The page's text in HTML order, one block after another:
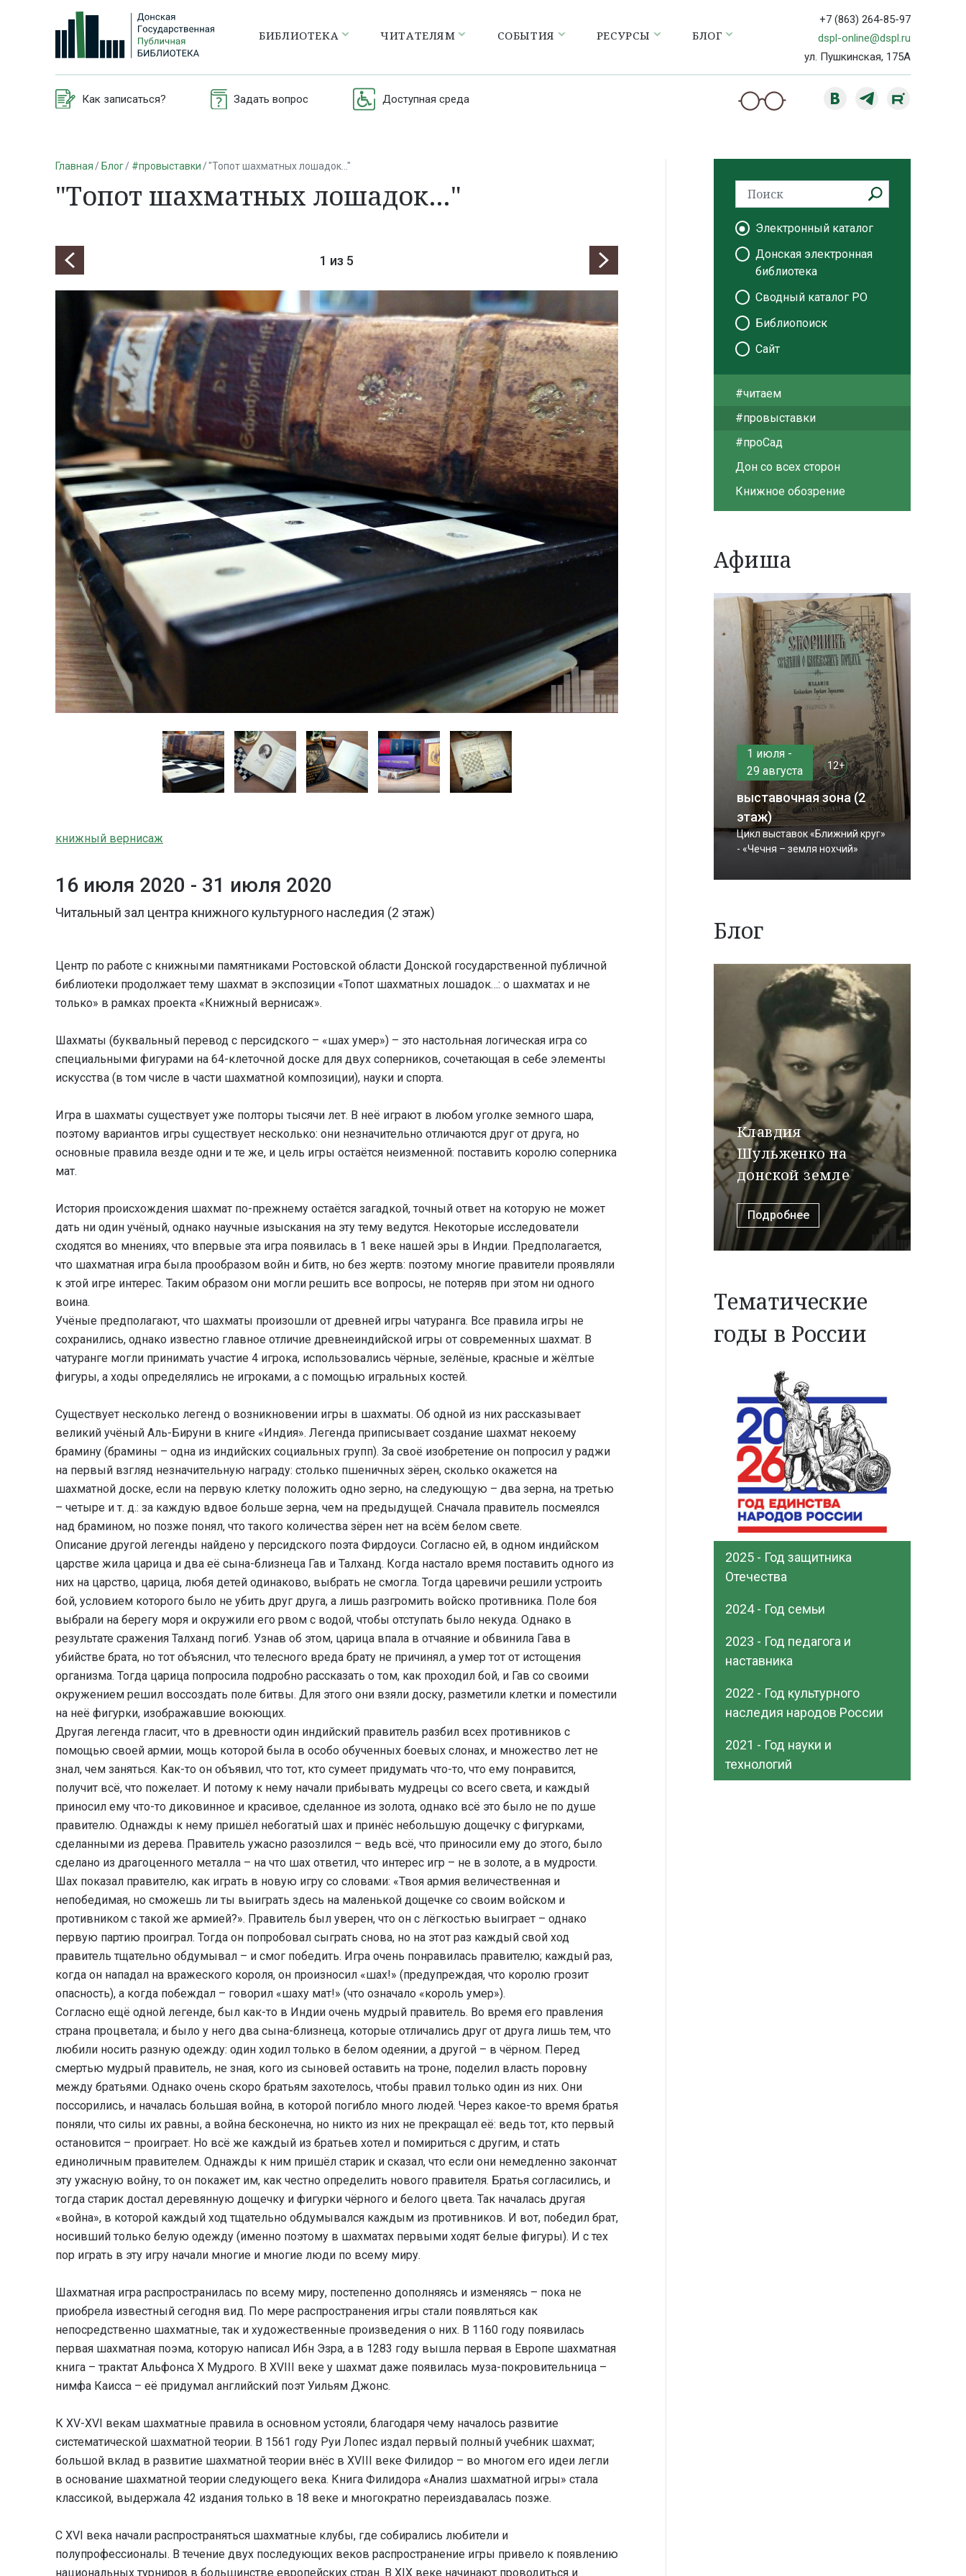
БИБЛИОТЕКА ЧИТАТЕЛЯМ СОБЫТИЯ РЕСУРСЫ БЛОГ
+7 (863) 264-85-97
dspl-online@dspl.ru
ул. Пушкинская, 175А
Как записаться? Задать вопрос Доступная среда
Главная Блог #провыставки "Топот шахматных лошадок…"
"Топот шахматных лошадок…"
1 из 5
книжный вернисаж
16 июля 2020 - 31 июля 2020
Читальный зал центра книжного культурного наследия (2 этаж)
Центр по работе с книжными памятниками Ростовской области Донской государственной публичной
библиотеки продолжает тему шахмат в экспозиции «Топот шахматных лошадок…: о шахматах и не
только» в рамках проекта «Книжный вернисаж».
Шахматы (буквальный перевод с персидского – «шах умер») – это настольная логическая игра со
специальными фигурами на 64-клеточной доске для двух соперников, сочетающая в себе элементы
искусства (в том числе в части шахматной композиции), науки и спорта.
Игра в шахматы существует уже полторы тысячи лет. В неё играют в любом уголке земного шара,
поэтому вариантов игры существует несколько: они незначительно отличаются друг от друга, но
основные правила везде одни и те же, и цель игры остаётся неизменной: поставить королю соперника
мат.
История происхождения шахмат по-прежнему остаётся загадкой, точный ответ на которую не может
дать ни один учёный, однако научные изыскания на эту тему ведутся. Некоторые исследователи
сходятся во мнениях, что впервые эта игра появилась в 1 веке нашей эры в Индии. Предполагается,
что шахматная игра была прообразом войн и битв, но без жертв: поэтому многие правители проявляли
к этой игре интерес. Таким образом они могли решить все вопросы, не потеряв при этом ни одного
воина.
Учёные предполагают, что шахматы произошли от древней игры чатуранга. Все правила игры не
сохранились, однако известно главное отличие древнеиндийской игры от современных шахмат. В
чатуранге могли принимать участие 4 игрока, использовались чёрные, зелёные, красные и жёлтые
фигуры, а ходы определялись не игроками, а с помощью игральных костей.
Существует несколько легенд о возникновении игры в шахматы. Об одной из них рассказывает
великий учёный Аль-Бируни в книге «Индия». Легенда приписывает создание шахмат некоему
брамину (брамины – одна из индийских социальных групп). За своё изобретение он попросил у раджи
на первый взгляд незначительную награду: столько пшеничных зёрен, сколько окажется на
шахматной доске, если на первую клетку положить одно зерно, на следующую – два зерна, на третью
– четыре и т. д.: за каждую вдвое больше зерна, чем на предыдущей. Сначала правитель посмеялся
над брамином, но позже понял, что такого количества зёрен нет на всём белом свете.
Описание другой легенды найдено у персидского поэта Фирдоуси. Согласно ей, в одном индийском
царстве жила царица и два её сына-близнеца Гав и Талханд. Когда настало время поставить одного из
них на царство, царица, любя детей одинаково, выбрать не смогла. Тогда царевичи решили устроить
бой, условием которого было не убить друг друга, а лишь разгромить войско противника. Поле боя
выбрали на берегу моря и окружили его рвом с водой, чтобы отступать было некуда. Однако в
результате сражения Талханд погиб. Узнав об этом, царица впала в отчаяние и обвинила Гава в
убийстве брата, но тот объяснил, что телесного вреда брату не причинял, а умер тот от истощения
организма. Тогда царица попросила подробно рассказать о том, как проходил бой, и Гав со своими
окружением решил воссоздать поле битвы. Для этого они взяли доску, разметили клетки и поместили
на неё фигурки, изображавшие воюющих.
Другая легенда гласит, что в древности один индийский правитель разбил всех противников с
помощью своей армии, мощь которой была в особо обученных боевых слонах, и множество лет не
знал, чем заняться. Как-то он объявил, что тот, кто сумеет придумать что-то, что ему понравится,
получит всё, что пожелает. И потому к нему начали прибывать мудрецы со всего света, и каждый
приносил ему что-то диковинное и красивое, сделанное из золота, однако всё это было не по душе
правителю. Однажды к нему пришёл небогатый шах и принёс небольшую дощечку с фигурками,
сделанными из дерева. Правитель ужасно разозлился – ведь всё, что приносили ему до этого, было
сделано из драгоценного металла – на что шах ответил, что интерес игр – не в золоте, а в мудрости.
Шах показал правителю, как играть в новую игру со словами: «Твоя армия величественная и
непобедимая, но сможешь ли ты выиграть здесь на маленькой дощечке со своим войском и
противником с такой же армией?». Правитель был уверен, что он с лёгкостью выиграет – однако
первую партию проиграл. Тогда он попробовал сыграть снова, но на этот раз каждый свой ход
правитель тщательно обдумывал – и смог победить. Игра очень понравилась правителю; каждый раз,
когда он нападал на вражеского короля, он произносил «шах!» (предупреждая, что королю грозит
опасность), а когда побеждал – говорил «шаху мат!» (что означало «король умер»).
Согласно ещё одной легенде, был как-то в Индии очень мудрый правитель. Во время его правления
страна процветала; и было у него два сына-близнеца, которые отличались друг от друга лишь тем, что
любили носить разную одежду: один ходил только в белом одеянии, а другой – в чёрном. Перед
смертью мудрый правитель, не зная, кого из сыновей оставить на троне, поделил власть поровну
между братьями. Однако очень скоро братьям захотелось, чтобы правил только один из них. Они
поссорились, и началась большая война, в которой погибло много людей. Через какое-то время братья
поняли, что силы их равны, а война бесконечна, но никто из них не прекращал её: ведь тот, кто первый
остановится – проиграет. Но всё же каждый из братьев хотел и помириться с другим, и стать
единоличным правителем. Однажды к ним пришёл старик и сказал, что если они немедленно закончат
эту ужасную войну, то он покажет им, как честно определить нового правителя. Братья согласились, и
тогда старик достал деревянную дощечку и фигурки чёрного и белого цвета. Так началась другая
«война», в которой каждый ход тщательно обдумывался каждым из противников. И вот, победил брат,
носивший только белую одежду (именно поэтому в шахматах первыми ходят белые фигуры). И с тех
пор играть в эту игру начали многие и многие люди по всему миру.
Шахматная игра распространилась по всему миру, постепенно дополняясь и изменяясь – пока не
приобрела известный сегодня вид. По мере распространения игры стали появляться как
непосредственно шахматные, так и художественные произведения о них. В 1160 году появилась
первая шахматная поэма, которую написал Ибн Эзра, а в 1283 году вышла первая в Европе шахматная
книга – трактат Альфонса X Мудрого. В XVIII веке у шахмат даже появилась муза-покровительница –
нимфа Каисса – её придумал английский поэт Уильям Джонс.
К XV-XVI векам шахматные правила в основном устояли, благодаря чему началось развитие
систематической шахматной теории. В 1561 году Руи Лопес издал первый полный учебник шахмат;
большой вклад в развитие шахматной теории внёс в XVIII веке Филидор – во многом его идеи легли
в основание шахматной теории следующего века. Книга Филидора «Анализ шахматной игры» стала
классикой, выдержала 42 издания только в 18 веке и многократно переиздавалась позже.
С XVI века начали распространяться шахматные клубы, где собирались любители и
полупрофессионалы. В течение двух последующих веков распространение игры привело к появлению
национальных турниров в большинстве европейских стран. В XIX веке начинают проводиться и
Электронный каталог
Донская электронная
библиотека
Сводный каталог РО
Библиопоиск
Сайт
#читаем
#провыставки
#проСад
Дон со всех сторон
Книжное обозрение
Афиша
1 июля -
29 августа
12+
выставочная зона (2
этаж)
Цикл выставок «Ближний круг»
- «Чечня – земля нохчий»
Блог
Клавдия
Шульженко на
донской земле
Подробнее
Тематические
годы в России
2025 - Год защитника
Отечества
2024 - Год семьи
2023 - Год педагога и
наставника
2022 - Год культурного
наследия народов России
2021 - Год науки и
технологий